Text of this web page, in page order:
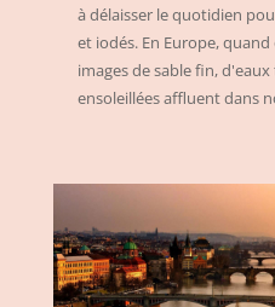
à délaisser le quotidien
et iodés. En Europe,
images de sable fin,
ensoleillées affluent dans